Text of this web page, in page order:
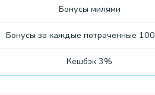
Бонусы милями
Бонусы за каждые потраченные
Кешбэк 3%